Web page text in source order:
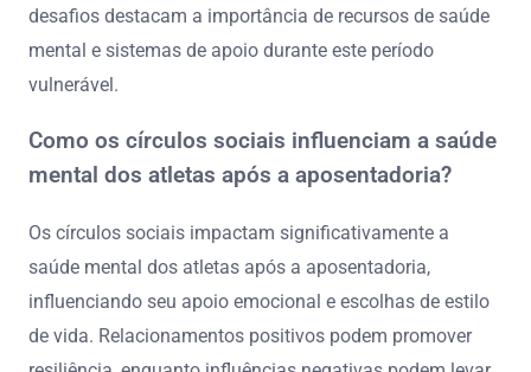
desafios destacam a importância de recursos de saúde
mental e sistemas de apoio durante este período
vulnerável.
Como os círculos sociais influenciam a saúde
mental dos atletas após a aposentadoria?
Os círculos sociais impactam significativamente a
saúde mental dos atletas após a aposentadoria,
influenciando seu apoio emocional e escolhas de estilo
de vida. Relacionamentos positivos podem promover